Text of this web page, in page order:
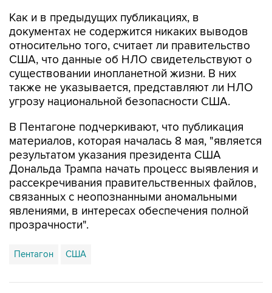
Как и в предыдущих публикациях, в
документах не содержится никаких выводов
относительно того, считает ли правительство
США, что данные об НЛО свидетельствуют о
существовании инопланетной жизни. В них
также не указывается, представляют ли НЛО
угрозу национальной безопасности США.
В Пентагоне подчеркивают, что публикация
материалов, которая началась 8 мая, "является
результатом указания президента США
Дональда Трампа начать процесс выявления и
рассекречивания правительственных файлов,
связанных с неопознанными аномальными
явлениями, в интересах обеспечения полной
прозрачности".
Пентагон США